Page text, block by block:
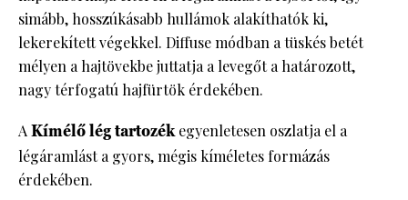
simább, hosszúkásabb hullámok alakíthatók ki,
lekerekített végekkel. Diffuse módban a tüskés betét
mélyen a hajtövekbe juttatja a levegőt a határozott,
nagy térfogatú hajfürtök érdekében.
AKímélő lég tartozékegyenletesen oszlatja el a
légáramlást a gyors, mégis kíméletes formázás
érdekében.